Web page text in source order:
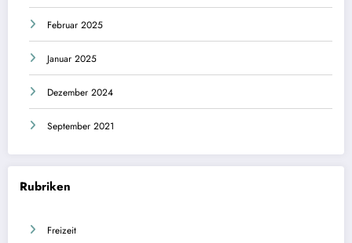
Februar 2025
Januar 2025
Dezember 2024
September 2021
Rubriken
Freizeit